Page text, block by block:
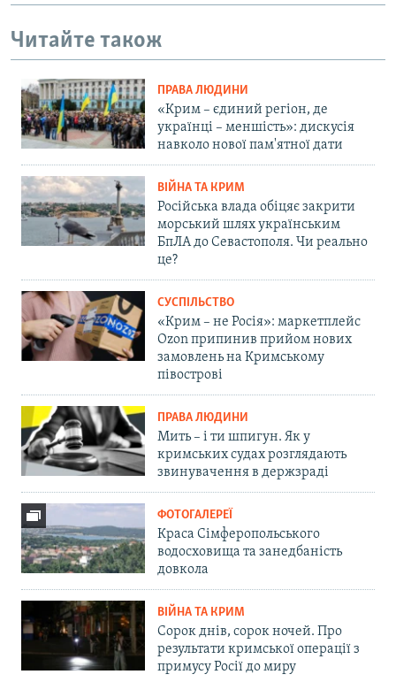
Читайте також
ПРАВА ЛЮДИНИ
«Крим – єдиний регіон, де
українці – меншість»: дискусія
навколо нової пам'ятної дати
ВІЙНА ТА КРИМ
Російська влада обіцяє закрити
морський шлях українським
БпЛА до Севастополя. Чи реально
це?
СУСПІЛЬСТВО
«Крим – не Росія»: маркетплейс
Ozon припинив прийом нових
замовлень на Кримському
півострові
ПРАВА ЛЮДИНИ
Мить – і ти шпигун. Як у
кримських судах розглядають
звинувачення в держзраді
ФОТОГАЛЕРЕЇ
Краса Сімферопольського
водосховища та занедбаність
довкола
ВІЙНА ТА КРИМ
Сорок днів, сорок ночей. Про
результати кримської операції з
примусу Росії до миру